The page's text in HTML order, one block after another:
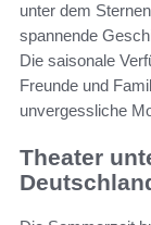
unter dem
spannende
Die saisonale
Freunde und
unvergessliche
Theater